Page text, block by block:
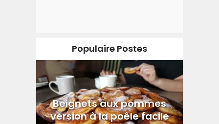
Populaire Postes
Beignets aux pommes
version à la poêle facile